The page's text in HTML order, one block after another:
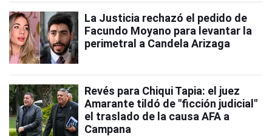
La Justicia rechazó el pedido de
Facundo Moyano para levantar la
perimetral a Candela Arizaga
Revés para Chiqui Tapia: el juez
Amarante tildó de "ficción judicial"
el traslado de la causa AFA a
Campana